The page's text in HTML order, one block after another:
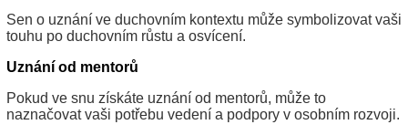
Sen o uznání ve duchovním kontextu může symbolizovat vaši
touhu po duchovním růstu a osvícení.
Uznání od mentorů
Pokud ve snu získáte uznání od mentorů, může to
naznačovat vaši potřebu vedení a podpory v osobním rozvoji.